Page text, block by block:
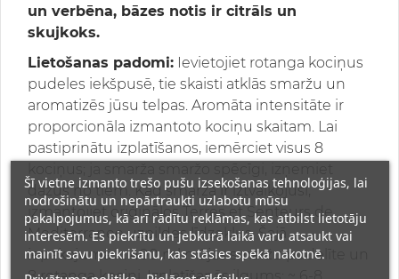
un verbēna, bāzes notis ir citrāls un
skujkoks.
Lietošanas padomi: Ievietojiet rotanga kociņus
pudeles iekšpusē, tie skaisti atklās smaržu un
aromatizēs jūsu telpas. Aromāta intensitāte ir
proporcionāla izmantoto kociņu skaitam. Lai
pastiprinātu izplatīšanos, iemērciet visus 8
dažus no tiem. Kad smarža ir iztvaikojusi,
izmantojiet oriģinālos Terres et Senteurs de
Mediterranee uzpildes līdzekļus. Šajā
iepakojumā ir: 400 ml mājas smaržu pudelīte un
Šī vietne izmanto trešo pušu izsekošanas tehnoloģijas, lai
nodrošinātu un nepārtraukti uzlabotu mūsu
pakalpojumus, kā arī rādītu reklāmas, kas atbilst lietotāju
interesēm. Es piekrītu un jebkurā laikā varu atsaukt vai
mainīt savu piekrišanu, kas stāsies spēkā nākotnē.